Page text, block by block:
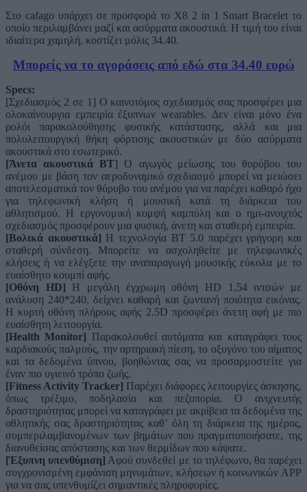
Στο cafago υπάρχει σε προσφορά το X8 2 in 1 Smart Bracelet το
οποίο περιλαμβάνει μαζί και ασύρματα ακουστικά. Η τιμή του είναι
ιδιαίτερα χαμηλή, κοστίζει μόλις 34.40.
Μπορείς να το αγοράσεις από εδώ στα 34.40 ευρώ
Specs:
[Σχεδιασμός 2 σε 1] Ο καινοτόμος σχεδιασμός σας προσφέρει μια
ολοκαίνουργια εμπειρία έξυπνων wearables. Δεν είναι μόνο ένα
ρολόι παρακολούθησης φυσικής κατάστασης, αλλά και μια
πολυλειτουργική θήκη φόρτισης ακουστικών με δύο ασύρματα
ακουστικά στο εσωτερικό.
[Άνετα ακουστικά BT] Ο αγωγός μείωσης του θορύβου του
ανέμου με βάση τον αεροδυναμικό σχεδιασμό μπορεί να μειώσει
αποτελεσματικά τον θόρυβο του ανέμου για να παρέχει καθαρό ήχο
για τηλεφωνική κλήση ή μουσική κατά τη διάρκεια του
αθλητισμού. Η εργονομική κομψή καμπύλη και ο ημι-ανοιχτός
σχεδιασμός προσφέρουν μια φυσική, άνετη και σταθερή εμπειρία.
[Βολικά ακουστικά] Η τεχνολογία BT 5.0 παρέχει γρήγορη και
σταθερή σύνδεση. Μπορείτε να ασχοληθείτε με τηλεφωνικές
κλήσεις ή να ελέγξετε την αναπαραγωγή μουσικής εύκολα με το
ευαίσθητο κουμπί αφής.
[Οθόνη HD] Η μεγάλη έγχρωμη οθόνη HD 1,54 ιντσών με
ανάλυση 240*240, δείχνει καθαρή και ζωντανή ποιότητα εικόνας.
Η κυρτή οθόνη πλήρους αφής 2.5D προσφέρει άνετη αφή με πιο
ευαίσθητη λειτουργία.
[Health Monitor] Παρακολουθεί αυτόματα και καταγράφει τους
καρδιακούς παλμούς, την αρτηριακή πίεση, το οξυγόνο του αίματος
και τα δεδομένα ύπνου, βοηθώντας σας να προσαρμοστείτε για
έναν πιο υγιεινό τρόπο ζωής.
[Fitness Activity Tracker] Παρέχει διάφορες λειτουργίες άσκησης,
όπως τρέξιμο, ποδηλασία και πεζοπορία. Ο ανιχνευτής
δραστηριότητας μπορεί να καταγράφει με ακρίβεια τα δεδομένα της
αθλητικής σας δραστηριότητας καθ’ όλη τη διάρκεια της ημέρας,
συμπεριλαμβανομένων των βημάτων που πραγματοποιήσατε, της
διανυθείσας απόστασης και των θερμίδων που κάψατε.
[Έξυπνη υπενθύμιση] Αφού συνδεθεί με το τηλέφωνο, θα παρέχει
συγχρονισμένη εμφάνιση μηνυμάτων, κλήσεων ή κοινωνικών APP
για να σας υπενθυμίζει σημαντικές πληροφορίες.